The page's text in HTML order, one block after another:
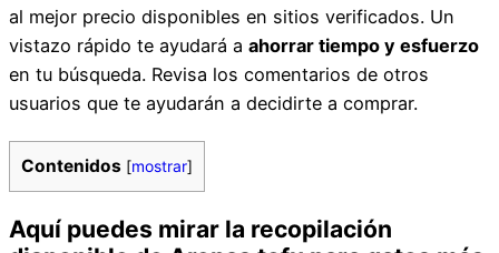
al mejor precio disponibles en sitios verificados. Un
vistazo rápido te ayudará a ahorrar tiempo y esfuerzo
en tu búsqueda. Revisa los comentarios de otros
usuarios que te ayudarán a decidirte a comprar.
Contenidos [mostrar]
Aquí puedes mirar la recopilación